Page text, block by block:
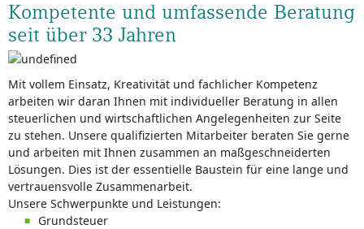
Kompetente und umfassende Beratung
seit über 33 Jahren
Mit vollem Einsatz, Kreativität und fachlicher Kompetenz
arbeiten wir daran Ihnen mit individueller Beratung in allen
steuerlichen und wirtschaftlichen Angelegenheiten zur Seite
zu stehen. Unsere qualifizierten Mitarbeiter beraten Sie gerne
und arbeiten mit Ihnen zusammen an maßgeschneiderten
Lösungen. Dies ist der essentielle Baustein für eine lange und
vertrauensvolle Zusammenarbeit.
Unsere Schwerpunkte und Leistungen:
Grundsteuer